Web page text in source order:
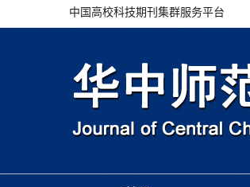
中国高校科技期刊集群服务平台